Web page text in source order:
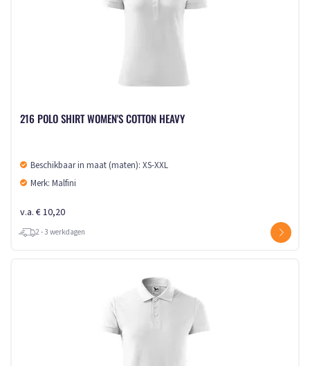
216 POLO SHIRT WOMEN'S COTTON HEAVY
Beschikbaar in maat (maten): XS-XXL
Merk: Malfini
v.a. € 10,20
2 - 3 werkdagen